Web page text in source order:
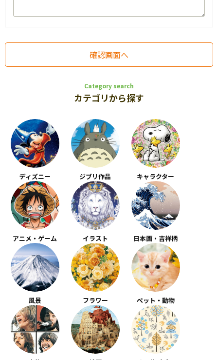
Category search
カテゴリから探す
ディズニー ジブリ作品 キャラクター
アニメ・ゲーム イラスト 日本画・吉祥柄
風景 フラワー ペット・動物